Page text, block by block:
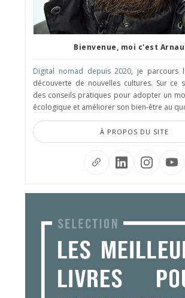
Bienvenue, moi c'est
Digital nomad depuis 2020, je parcours
découverte de nouvelles cultures. Sur ce
des conseils pratiques pour adopter un
écologique et améliorer son bien-être au
À PROPOS DU SITE